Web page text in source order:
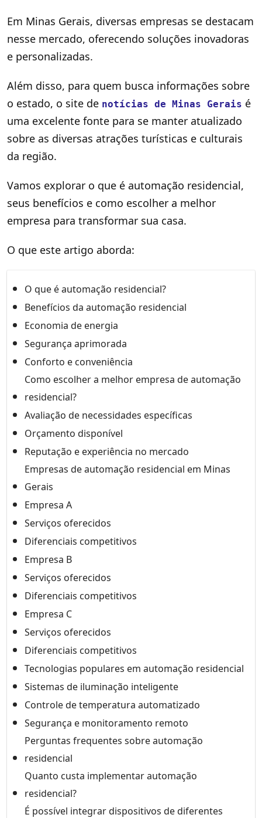
Em Minas Gerais, diversas empresas se destacam
nesse mercado, oferecendo soluções inovadoras
e personalizadas.
Além disso, para quem busca informações sobre
o estado, o site de notícias de Minas Gerais é
uma excelente fonte para se manter atualizado
sobre as diversas atrações turísticas e culturais
da região.
Vamos explorar o que é automação residencial,
seus benefícios e como escolher a melhor
empresa para transformar sua casa.
O que este artigo aborda:
O que é automação residencial?
Benefícios da automação residencial
Economia de energia
Segurança aprimorada
Conforto e conveniência
Como escolher a melhor empresa de automação
residencial?
Avaliação de necessidades específicas
Orçamento disponível
Reputação e experiência no mercado
Empresas de automação residencial em Minas
Gerais
Empresa A
Serviços oferecidos
Diferenciais competitivos
Empresa B
Serviços oferecidos
Diferenciais competitivos
Empresa C
Serviços oferecidos
Diferenciais competitivos
Tecnologias populares em automação residencial
Sistemas de iluminação inteligente
Controle de temperatura automatizado
Segurança e monitoramento remoto
Perguntas frequentes sobre automação
residencial
Quanto custa implementar automação
residencial?
É possível integrar dispositivos de diferentes